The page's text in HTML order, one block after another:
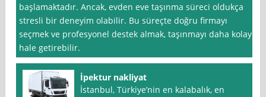
başlamaktadır. Ancak, evden eve taşınma süreci oldukça
stresli bir deneyim olabilir. Bu süreçte doğru firmayı
seçmek ve profesyonel destek almak, taşınmayı daha kolay
hale getirebilir.
İpektur nakliyat
İstanbul, Türkiye’nin en kalabalık, en